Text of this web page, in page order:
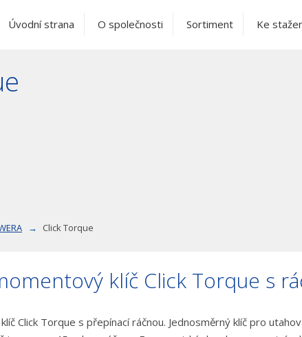
Úvodní strana O společnosti Sortiment Ke
Click Torque
klíč Click Torque s
Click Torque s přepínací ráčnou. Jednosměrný klíč pro